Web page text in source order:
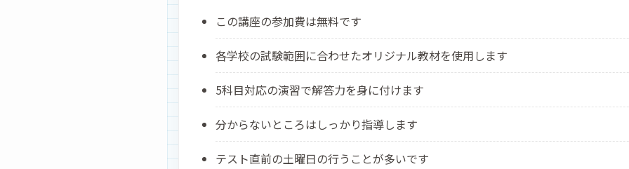
この講座の参加費は無料です
各学校の試験範囲に合わせたオリジナル教材を使用します
5科目対応の演習で解答力を身に付けます
分からないところはしっかり指導します
テスト直前の土曜日の行うことが多いです